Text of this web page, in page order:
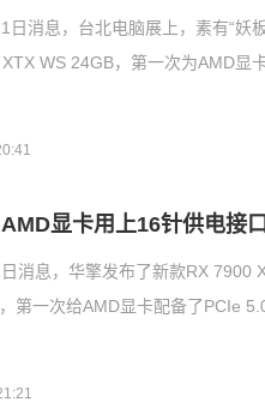
日消息，台北电脑展上，素有“妖
WS 24GB，第一次为AMD显
显卡用上16针供电接口
消息，华擎发布了新款RX 7900
第一次给AMD显卡配备了PCIe